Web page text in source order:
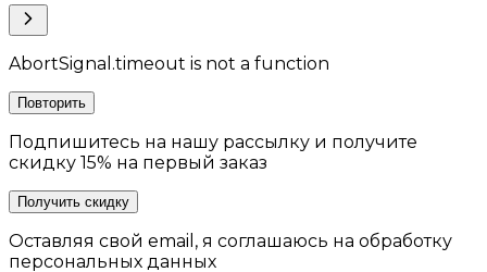
AbortSignal.timeout is not a function
Повторить
Подпишитесь на нашу рассылку и получите
скидку 15% на первый заказ
Получить скидку
Оставляя свой email, я соглашаюсь на обработку
персональных данных